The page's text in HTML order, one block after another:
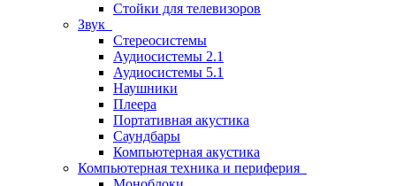
Стойки для телевизоров
Звук
Стереосистемы
Аудиосистемы 2.1
Аудиосистемы 5.1
Наушники
Плеера
Портативная акустика
Саундбары
Компьютерная акустика
Компьютерная техника и периферия